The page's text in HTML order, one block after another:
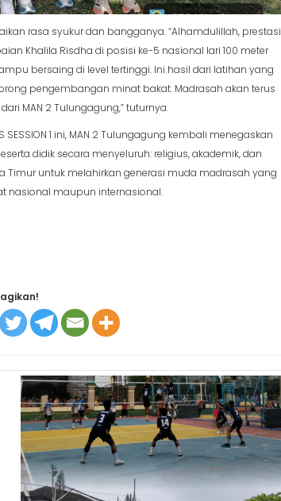
rasa syukur dan bangganya. “Alhamdulillah, prestasi
Khalila Risdha di posisi ke-5 nasional lari 100 meter
bersaing di level tertinggi. Ini hasil dari latihan yang
pengembangan minat bakat. Madrasah akan terus
MAN 2 Tulungagung,” tuturnya.
SESSION 1 ini, MAN 2 Tulungagung kembali menegaskan
didik secara menyeluruh: religius, akademik, dan
Timur untuk melahirkan generasi muda madrasah yang
nasional maupun internasional.